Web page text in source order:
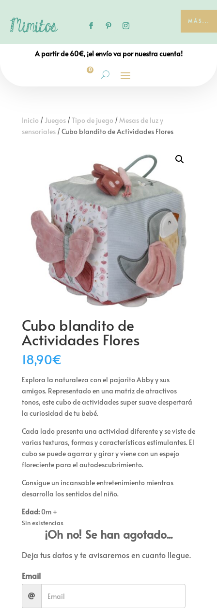
MÁS...
A partir de 60€, ¡el envío va por nuestra cuenta!
0
Inicio / Juegos/Tipo de juego /Mesas de luz y
sensoriales/ Cubo blandito de Actividades Flores
Cubo blandito de
Actividades Flores
18,90€
Explora la naturaleza con el pajarito Abby y sus
amigos. Representado en una matriz de atractivos
tonos, este cubo de actividades super suave despertará
la curiosidad de tu bebé.
Cada lado presenta una actividad diferente y se viste de
varias texturas, formas y características estimulantes. El
cubo se puede agarrar y girar y viene con un espejo
floreciente para el autodescubrimiento.
Consigue un incansable entretenimiento mientras
desarrolla los sentidos del niño.
Edad:0m +
Sin existencias
¡Oh no! Se han agotado...
Deja tus datos y te avisaremos en cuanto llegue.
Email